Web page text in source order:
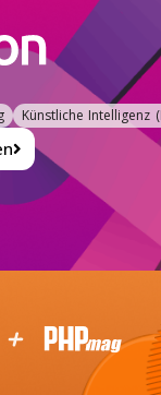
Künstliche Intelligenz